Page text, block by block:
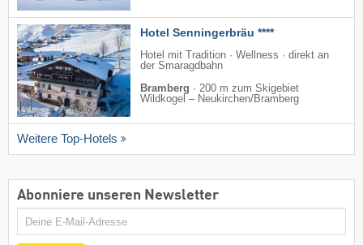
Hotel Senningerbräu ****
Hotel mit Tradition · Wellness · direkt an
der Smaragdbahn
Bramberg · 200 m zum Skigebiet
Wildkogel – Neukirchen/​Bramberg
Weitere Top-Hotels
Abonniere unseren Newsletter
E-